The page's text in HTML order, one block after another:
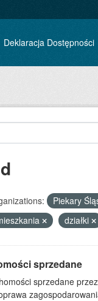
Deklaracja Dostępności
Piekary
działki
sprzedane
sprzedane